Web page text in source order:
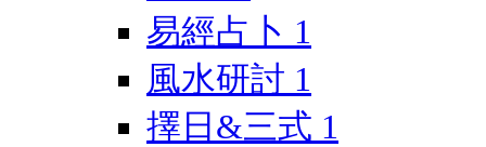
易經占卜 1
風水研討 1
擇日&三式 1